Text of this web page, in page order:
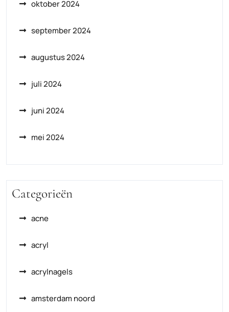
oktober 2024
september 2024
augustus 2024
juli 2024
juni 2024
mei 2024
Categorieën
acne
acryl
acrylnagels
amsterdam noord